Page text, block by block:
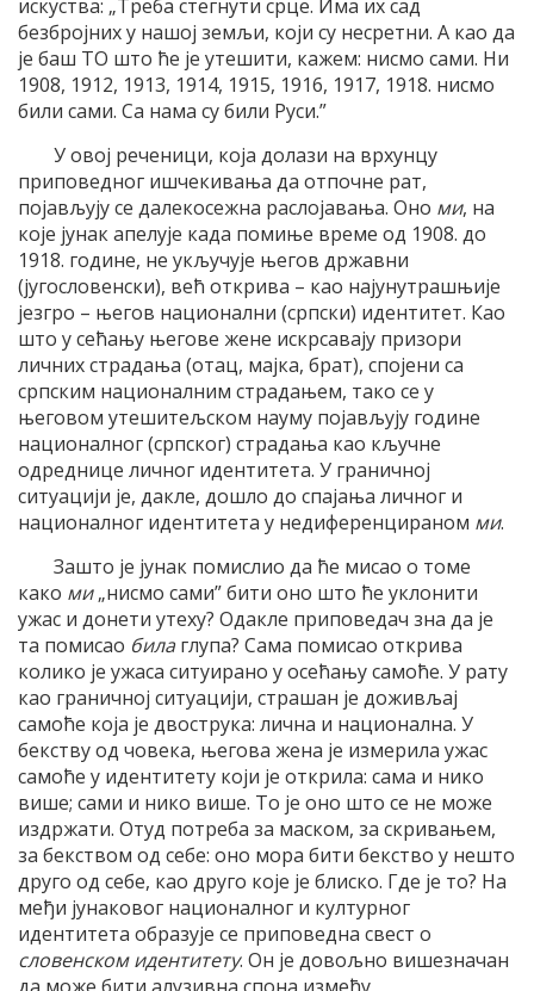
искуства: „Треба стегнути срце. Има их сад
безбројних у нашој земљи, који су несретни. А као да
је баш ТО што ће је утешити, кажем: нисмо сами. Ни
1908, 1912, 1913, 1914, 1915, 1916, 1917, 1918. нисмо
били сами. Са нама су били Руси.”
У овој реченици, која долази на врхунцу
приповедног ишчекивања да отпочне рат,
појављују се далекосежна раслојавања. Оно ми, на
које јунак апелује када помиње време од 1908. до
1918. године, не укључује његов државни
(југословенски), већ открива – као најунутрашњије
језгро – његов национални (српски) идентитет. Као
што у сећању његове жене искрсавају призори
личних страдања (отац, мајка, брат), спојени са
српским националним страдањем, тако се у
његовом утешитељском науму појављују године
националног (српског) страдања као кључне
одреднице личног идентитета. У граничној
ситуацији је, дакле, дошло до спајања личног и
националног идентитета у недиференцираном ми.
Зашто је јунак помислио да ће мисао о томе
како ми„нисмо сами” бити оно што ће уклонити
ужас и донети утеху? Одакле приповедач зна да је
та помисао билаглупа? Сама помисао открива
колико је ужаса ситуирано у осећању самоће. У рату
као граничној ситуацији, страшан је доживљај
самоће која је двострука: лична и национална. У
бекству од човека, његова жена је измерила ужас
самоће у идентитету који је открила: сама и нико
више; сами и нико више. То је оно што се не може
издржати. Отуд потреба за маском, за скривањем,
за бекством од себе: оно мора бити бекство у нешто
друго од себе, као друго које је блиско. Где је то? На
међи јунаковог националног и културног
идентитета образује се приповедна свест о
словенском идентитету. Он је довољно вишезначан